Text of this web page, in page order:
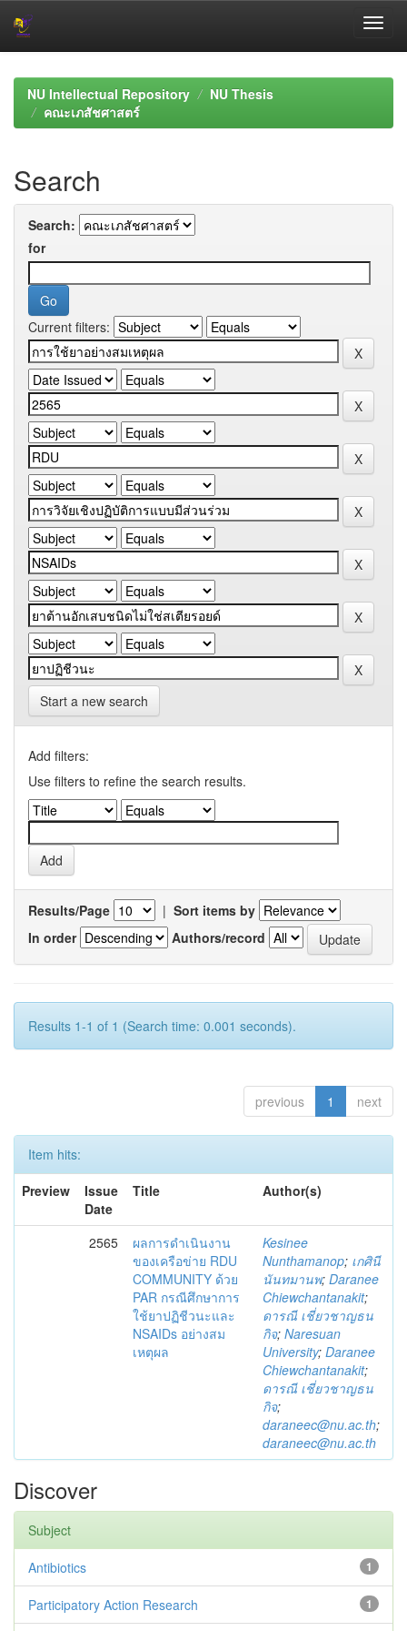
navigationNU Intellectual Repository
NU Thesis
คณะเภสัชศาสตร์
Search
Search:
for
Current filters:
Start a new search
Add filters:
Use filters to refine the search results.
Results/Page | Sort items by
In order
Authors/record
Results 1-1 of 1 (Search time: 0.001 seconds).
previous 1 next
Item hits:
Preview
Issue
Date
Title Author(s)
2565
ผลการดำเนินงาน
ของเครือข่าย RDU
COMMUNITY ด้วย
PAR กรณีศึกษาการ
ใช้ยาปฏิชีวนะและ
NSAIDs อย่างสม
เหตุผล
Kesinee
Nunthamanop; เกศินี
นันทมานพ; Daranee
Chiewchantanakit;
ดารณี เชี่ยวชาญธน
กิจ; Naresuan
University; Daranee
Chiewchantanakit;
ดารณี เชี่ยวชาญธน
กิจ;
daraneec@nu.ac.th;
daraneec@nu.ac.th
Discover
Subject
1
Antibiotics
1
Participatory Action Research